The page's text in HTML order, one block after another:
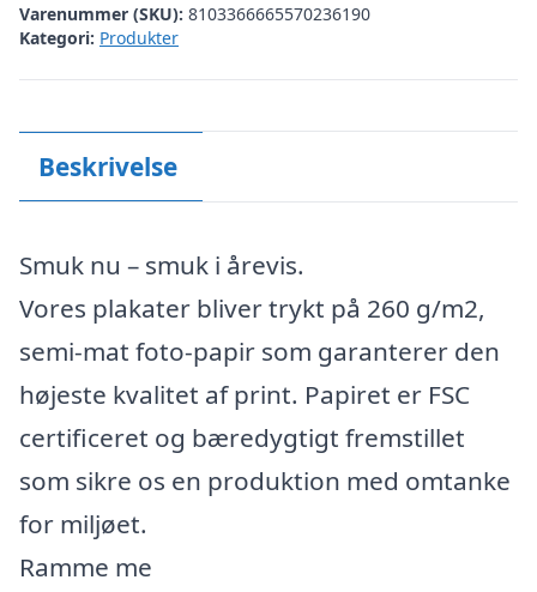
Varenummer (SKU): 8103366665570236190
Kategori: Produkter
Beskrivelse
Smuk nu – smuk i årevis.
Vores plakater bliver trykt på 260 g/m2,
semi-mat foto-papir som garanterer den
højeste kvalitet af print. Papiret er FSC
certificeret og bæredygtigt fremstillet
som sikre os en produktion med omtanke
for miljøet.
Ramme me